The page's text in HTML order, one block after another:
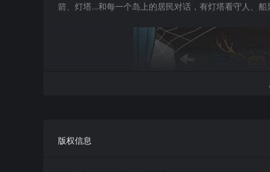
箭、灯塔…和每一个岛上的居民对话，有灯塔看守人、
版权信息